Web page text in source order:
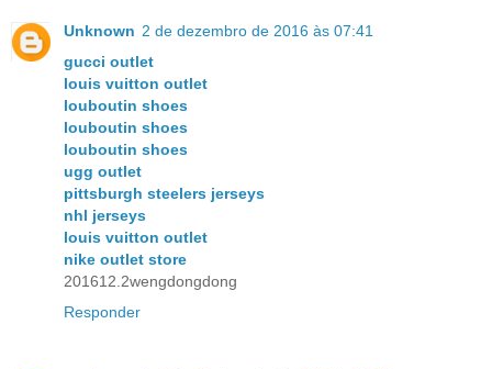
Unknown 2 de dezembro de 2016 às 07:41
gucci outlet
louis vuitton outlet
louboutin shoes
louboutin shoes
louboutin shoes
ugg outlet
pittsburgh steelers jerseys
nhl jerseys
louis vuitton outlet
nike outlet store
201612.2wengdongdong
Responder